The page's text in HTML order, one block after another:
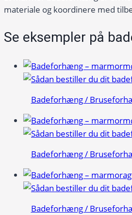
materiale og koordinere med
Se eksempler på
Badeforhæng /
Badeforhæng /
Badeforhæng /